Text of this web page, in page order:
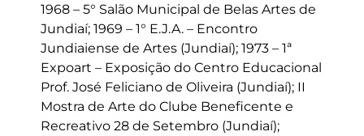
1968 – 5° Salão Municipal de Belas Artes de
Jundiaí; 1969 – 1° E.J.A. – Encontro
Jundiaiense de Artes (Jundiaí); 1973 – 1ª
Expoart – Exposição do Centro Educacional
Prof. José Feliciano de Oliveira (Jundiaí); II
Mostra de Arte do Clube Beneficente e
Recreativo 28 de Setembro (Jundiaí);